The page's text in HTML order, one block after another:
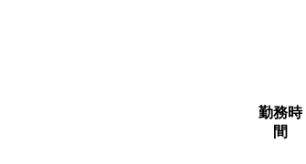
勤務時
間